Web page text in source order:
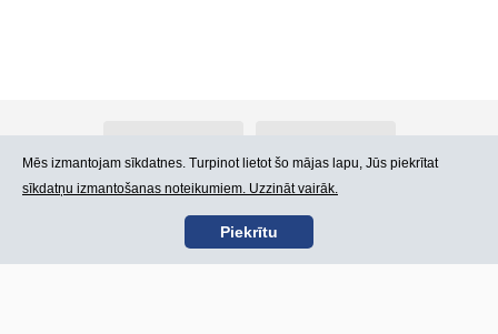
Kontakti Lietošanas noteikumi
Mēs izmantojam sīkdatnes. Turpinot lietot šo mājas lapu, Jūs piekrītat
sīkdatņu izmantošanas noteikumiem. Uzzināt vairāk.
Piekrītu